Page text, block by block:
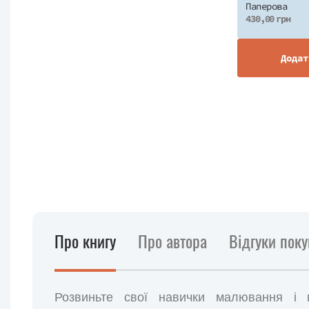
Паперова
430,00 грн
Про книгу Про автора Відгуки
Розвиньте свої навички малювання і